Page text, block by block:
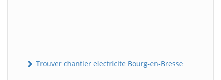
Trouver chantier electricite Bourg-en-Bresse